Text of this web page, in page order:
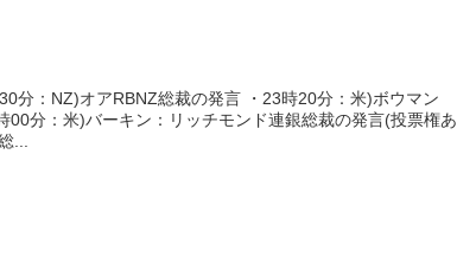
分：NZ)オアRBNZ総裁の発言 ・23時20分：米)ボウマン
00分：米)バーキン：リッチモンド連銀総裁の発言(投票権あ
...